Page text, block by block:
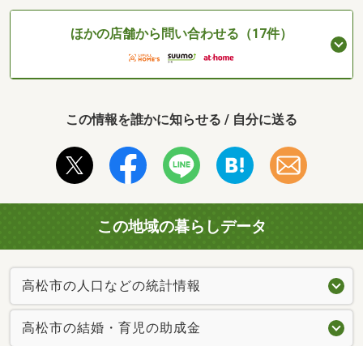
ほかの店舗から問い合わせる（17件）
この情報を誰かに知らせる / 自分に送る
この地域の暮らしデータ
高松市の人口などの統計情報
高松市の結婚・育児の助成金